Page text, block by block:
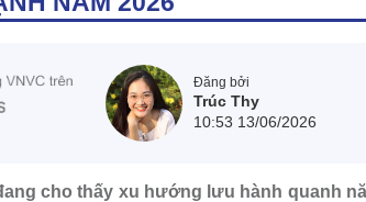
Đăng bởi
Trúc Thy
10:53 13/06/2026
cho thấy xu hướng lưu hành quanh